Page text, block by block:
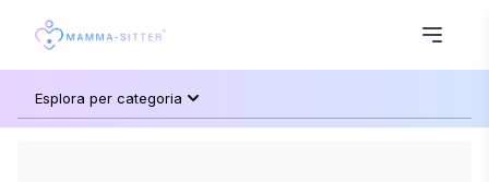
Esplora per categoria